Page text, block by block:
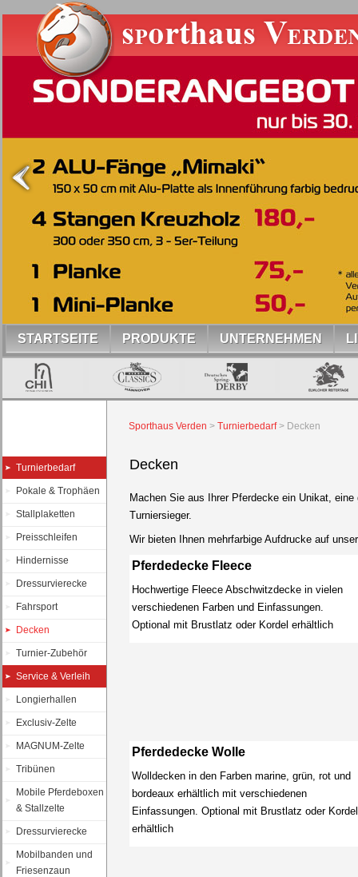
STARTSEITE PRODUKTE UNTERNEHMEN
Turnierbedarf
Pokale & Trophäen
Stallplaketten
Preisschleifen
Hindernisse
Dressurvierecke
Fahrsport
Decken
Turnier-Zubehör
Service & Verleih
Longierhallen
Exclusiv-Zelte
MAGNUM-Zelte
Tribünen
Mobile Pferdeboxen
& Stallzelte
Dressurvierecke
Mobilbanden und
Friesenzaun
Sporthaus Verden > Turnierbedarf> Decken
Decken
Machen Sie aus Ihrer Pferdecke ein Unikat,
Turniersieger.
Wir bieten Ihnen mehrfarbige Aufdrucke auf
Pferdedecke Fleece
Hochwertige Fleece Abschwitzdecke in vielen
verschiedenen Farben und Einfassungen.
Optional mit Brustlatz oder Kordel erhältlich
Pferdedecke Wolle
Wolldecken in den Farben marine, grün, rot und
bordeaux erhältlich mit verschiedenen
Einfassungen. Optional mit Brustlatz oder Kordel
erhältlich